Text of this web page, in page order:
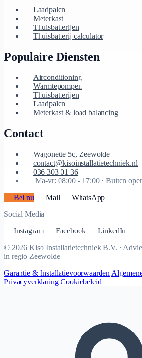
Laadpalen
Meterkast
Thuisbatterijen
Thuisbatterij calculator
Populaire Diensten
Airconditioning
Warmtepompen
Thuisbatterijen
Laadpalen
Meterkast & load balancing
Contact
Wagonette 5c, Zeewolde
contact@kisoinstallatietechniek.nl
036 303 01 36
Ma-vr: 08:00 - 17:00 · Buiten
Bel nu
Mail
WhatsApp
Social Media
Instagram
Facebook
LinkedIn
© 2026 Kiso Installatietechniek B.V. ·
in regio Zeewolde.
Garantie & Installatievoorwaarden
Privacyverklaring Cookiebeleid